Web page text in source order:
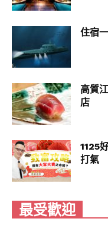
住宿
高質
店
1125
打氣
最受歡迎